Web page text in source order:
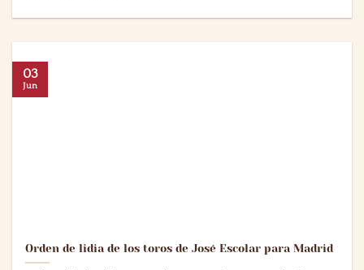
Orden de lidia de los toros de José Escolar para Madrid
03
Jun